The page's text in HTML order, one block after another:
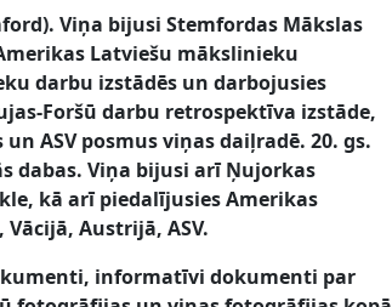
Viņa bijusi Stemfordas Mākslas
Latviešu mākslinieku
darbu izstādēs un darbojusies
Foršū darbu retrospektīva izstāde,
ASV posmus viņas daiļradē. 20. gs.
dabas. Viņa bijusi arī Ņujorkas
kā arī piedalījusies Amerikas
Austrijā, ASV.
informatīvi dokumenti par